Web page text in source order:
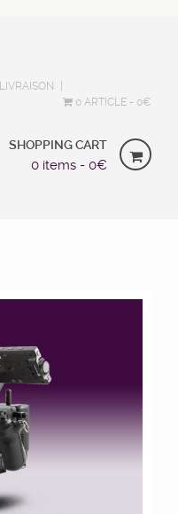
LIVRAISON
0 ARTICLE 0€
SHOPPING CART
0 items - 0€